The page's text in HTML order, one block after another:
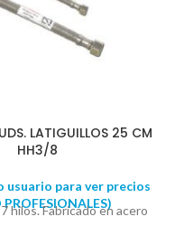
LATIGUILLOS 25 CM
HH3/8
usuario para ver precios
PROFESIONALES)
hilos. Fabricado en acero